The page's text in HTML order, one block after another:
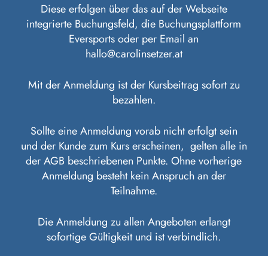
Diese erfolgen über das auf der Webseite
integrierte Buchungsfeld, die Buchungsplattform
Eversports oder per Email an
hallo@carolinsetzer.at
Mit der Anmeldung ist der Kursbeitrag sofort zu
bezahlen.
Sollte eine Anmeldung vorab nicht erfolgt sein
und der Kunde zum Kurs erscheinen, gelten alle in
der AGB beschriebenen Punkte. Ohne vorherige
Anmeldung besteht kein Anspruch an der
Teilnahme.
Die Anmeldung zu allen Angeboten erlangt
sofortige Gültigkeit und ist verbindlich.